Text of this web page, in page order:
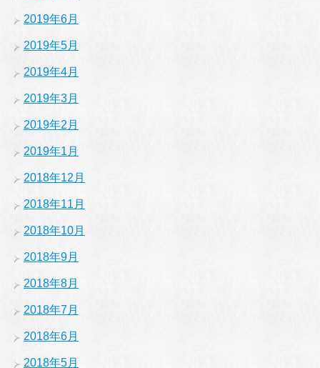
2019年6月
2019年5月
2019年4月
2019年3月
2019年2月
2019年1月
2018年12月
2018年11月
2018年10月
2018年9月
2018年8月
2018年7月
2018年6月
2018年5月